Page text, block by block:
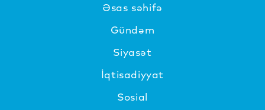
Əsas səhifə
Gündəm
Siyasət
İqtisadiyyat
Sosial